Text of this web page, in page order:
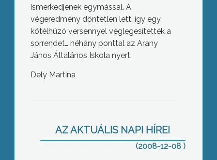
ismerkedjenek egymással. A
végeredmény döntetlen lett, így egy
kötélhúzó versennyel véglegesítették a
sorrendet… néhány ponttal az Arany
János Általános Iskola nyert.
Dely Martina
AZ AKTUÁLIS NAPI HÍREI
(2008-12-08 )
készülék